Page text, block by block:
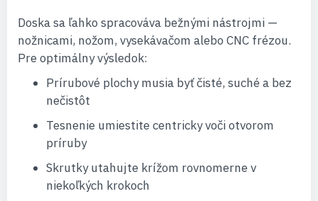
Doska sa ľahko spracováva bežnými nástrojmi —
nožnicami, nožom, vysekávačom alebo CNC frézou.
Pre optimálny výsledok:
Prírubové plochy musia byť čisté, suché a bez
nečistôt
Tesnenie umiestite centricky voči otvorom
príruby
Skrutky utahujte krížom rovnomerne v
niekoľkých krokoch